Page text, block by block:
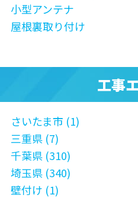
小型アンテナ
屋根裏取り付け
工事
さいたま市 (1)
三重県 (7)
千葉県 (310)
埼玉県 (340)
壁付け (1)